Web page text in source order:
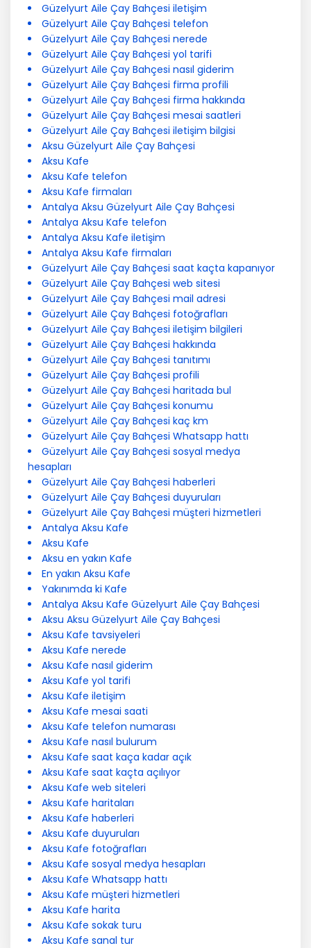
Güzelyurt Aile Çay Bahçesi iletişim
Güzelyurt Aile Çay Bahçesi telefon
Güzelyurt Aile Çay Bahçesi nerede
Güzelyurt Aile Çay Bahçesi yol tarifi
Güzelyurt Aile Çay Bahçesi nasıl giderim
Güzelyurt Aile Çay Bahçesi firma profili
Güzelyurt Aile Çay Bahçesi firma hakkında
Güzelyurt Aile Çay Bahçesi mesai saatleri
Güzelyurt Aile Çay Bahçesi iletişim bilgisi
Aksu Güzelyurt Aile Çay Bahçesi
Aksu Kafe
Aksu Kafe telefon
Aksu Kafe firmaları
Antalya Aksu Güzelyurt Aile Çay Bahçesi
Antalya Aksu Kafe telefon
Antalya Aksu Kafe iletişim
Antalya Aksu Kafe firmaları
Güzelyurt Aile Çay Bahçesi saat kaçta kapanıyor
Güzelyurt Aile Çay Bahçesi web sitesi
Güzelyurt Aile Çay Bahçesi mail adresi
Güzelyurt Aile Çay Bahçesi fotoğrafları
Güzelyurt Aile Çay Bahçesi iletişim bilgileri
Güzelyurt Aile Çay Bahçesi hakkında
Güzelyurt Aile Çay Bahçesi tanıtımı
Güzelyurt Aile Çay Bahçesi profili
Güzelyurt Aile Çay Bahçesi haritada bul
Güzelyurt Aile Çay Bahçesi konumu
Güzelyurt Aile Çay Bahçesi kaç km
Güzelyurt Aile Çay Bahçesi Whatsapp hattı
Güzelyurt Aile Çay Bahçesi sosyal medya
hesapları
Güzelyurt Aile Çay Bahçesi haberleri
Güzelyurt Aile Çay Bahçesi duyuruları
Güzelyurt Aile Çay Bahçesi müşteri hizmetleri
Antalya Aksu Kafe
Aksu Kafe
Aksu en yakın Kafe
En yakın Aksu Kafe
Yakınımda ki Kafe
Antalya Aksu Kafe Güzelyurt Aile Çay Bahçesi
Aksu Aksu Güzelyurt Aile Çay Bahçesi
Aksu Kafe tavsiyeleri
Aksu Kafe nerede
Aksu Kafe nasıl giderim
Aksu Kafe yol tarifi
Aksu Kafe iletişim
Aksu Kafe mesai saati
Aksu Kafe telefon numarası
Aksu Kafe nasıl bulurum
Aksu Kafe saat kaça kadar açık
Aksu Kafe saat kaçta açılıyor
Aksu Kafe web siteleri
Aksu Kafe haritaları
Aksu Kafe haberleri
Aksu Kafe duyuruları
Aksu Kafe fotoğrafları
Aksu Kafe sosyal medya hesapları
Aksu Kafe Whatsapp hattı
Aksu Kafe müşteri hizmetleri
Aksu Kafe harita
Aksu Kafe sokak turu
Aksu Kafe sanal tur